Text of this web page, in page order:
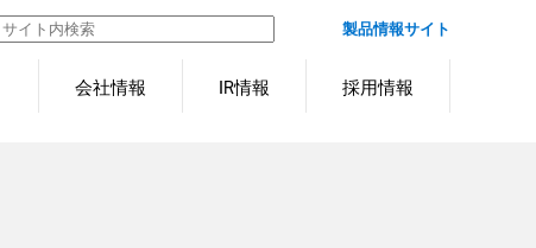
製品情報サイト
会社情報 IR情報 採用情報